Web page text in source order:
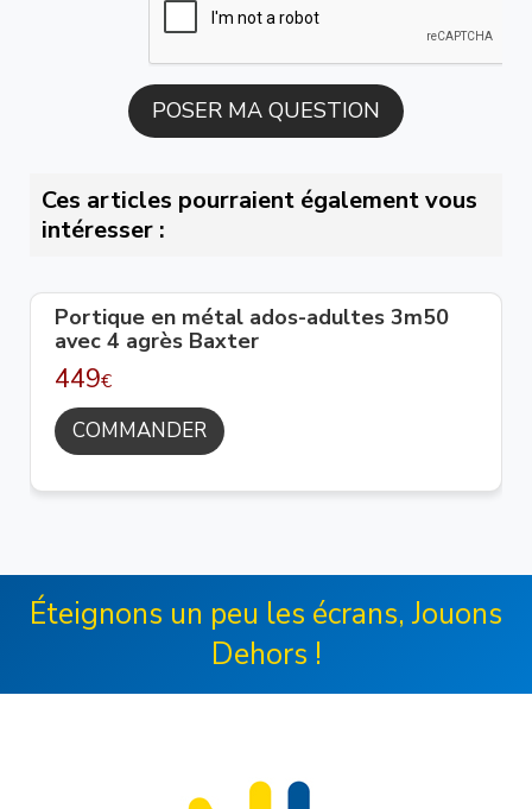
Ces articles pourraient également vous
intéresser :
Portique en métal ados-adultes 3m50
avec 4 agrès Baxter
449€
COMMANDER
Éteignons un peu les écrans, Jouons
Dehors !